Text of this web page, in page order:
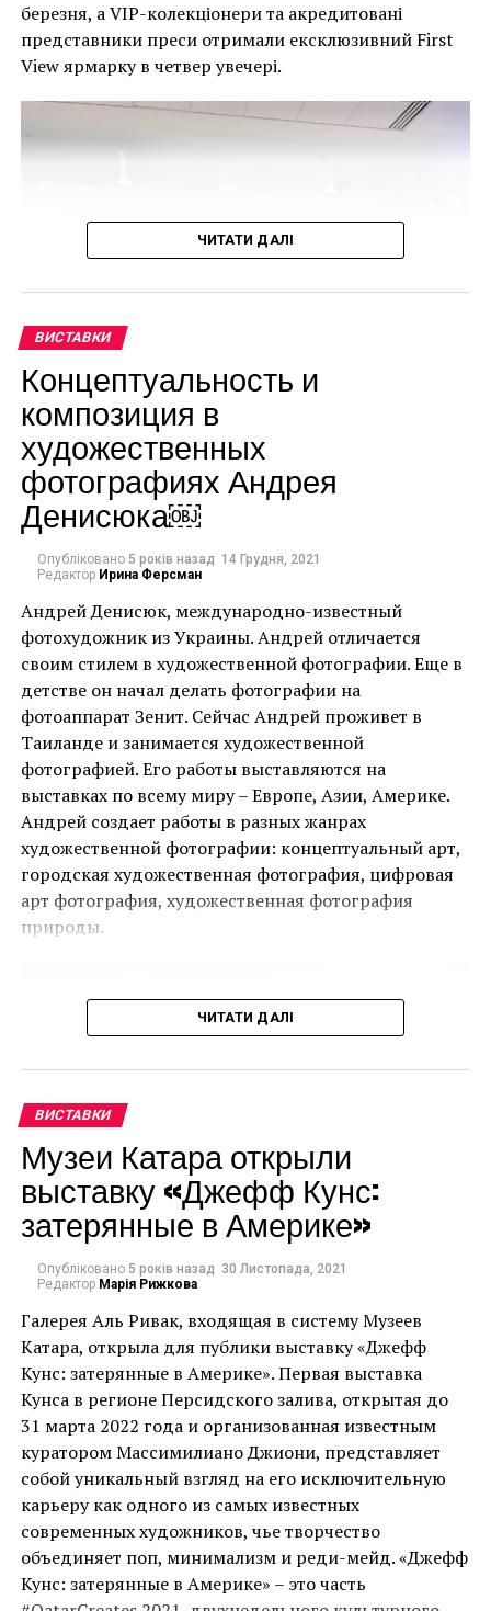
Доктор Джеймс Уотсон, открыл структуру молекулы ДНК. Фото
сделано ассистентом в день открытия
березня, а VIP-колекціонери та акредитовані
представники преси отримали ексклюзивний First
View ярмарку в четвер увечері.
Ця подія, яку не можна пропустити, дала
можливість поціновувачам мистецтва придбати
деякі з найбільш інвестиційно привабливих творів
ще до того, як ярмарок відкрився для публіки.
Однією з найяскравіших подій ярмарку стала
виставка двадцяти чотирьох вибраних робіт
Руперта Гарсії, одного з найвідоміших художників-
чикано, представлених колекцією спадщини
директор і куратор музею, за підтримки Bourlet Art
Ще одним помітним аспектом ярмарку був
Artsy.net, офіційний онлайн-партнер PBM+C, який
дозволив колекціонерам та любителям мистецтва
переглядати стенди учасників, робити запити на
продаж та отримувати доступ до інформації про
ярмарок онлайн через Artsynet та додаток Artsy.
У топ-10 продажів на ярмарку
також увійшла версія Надії
Чорновіл.
Перший продаж був зроблений з першого стенду
галереєю Mark Hachem, другий – скульптурою із
серії “Вільна людина” кубинського художника Хуана
Роберто Дінго (Juan Roberto Dingo). Третім
продажем стала робота лос-анджелеського
художника Shinny Butterfly під назвою Punk Me
ЧИТАТИ ДАЛІ
ВИСТАВКИ
Концептуальность и
композиция в
художественных
фотографиях Андрея
Денисюка￼
Опубліковано 5 років назад 14 Грудня, 2021
Редактор Ирина Ферсман
Андрей Денисюк, международно-известный
фотохудожник из Украины. Андрей отличается
своим стилем в художественной фотографии. Еще в
детстве он начал делать фотографии на
фотоаппарат Зенит. Сейчас Андрей проживет в
Таиланде и занимается художественной
фотографией. Его работы выставляются на
выставках по всему миру – Европе, Азии, Америке.
Андрей создает работы в разных жанрах
художественной фотографии: концептуальный арт,
городская художественная фотография, цифровая
арт фотография, художественная фотография
природы.
Его работы наполнены его художественным
Через свои работы, Андрей пытается говорить со
жизни людей разных странах мира, любуется вместе
со зрителем красотой природы, делится своими
переживаниями. Через работы Андрея, можно
почувствовать, то как видит окружающий мир в
своих мечтах Андрей.
Андрея затрагивает в своих фотографиях вопросы
истории и ее переплетения с будущим. Андрея
волнуют философские вопросы взаимодействия
противоположностей. В своих работах, Андрей
призывает к участию в проблемах экологии. Андрей
ЧИТАТИ ДАЛІ
ВИСТАВКИ
Музеи Катара открыли
выставку «Джефф Кунс:
затерянные в Америке»
Опубліковано 5 років назад 30 Листопада, 2021
Редактор Марія Рижкова
Галерея Аль Ривак, входящая в систему Музеев
Катара, открыла для публики выставку «Джефф
Кунс: затерянные в Америке». Первая выставка
Кунса в регионе Персидского залива, открытая до
31 марта 2022 года и организованная известным
куратором Массимилиано Джиони, представляет
собой уникальный взгляд на его исключительную
карьеру как одного из самых известных
современных художников, чье творчество
объединяет поп, минимализм и реди-мейд. «Джефф
Кунс: затерянные в Америке» – это часть